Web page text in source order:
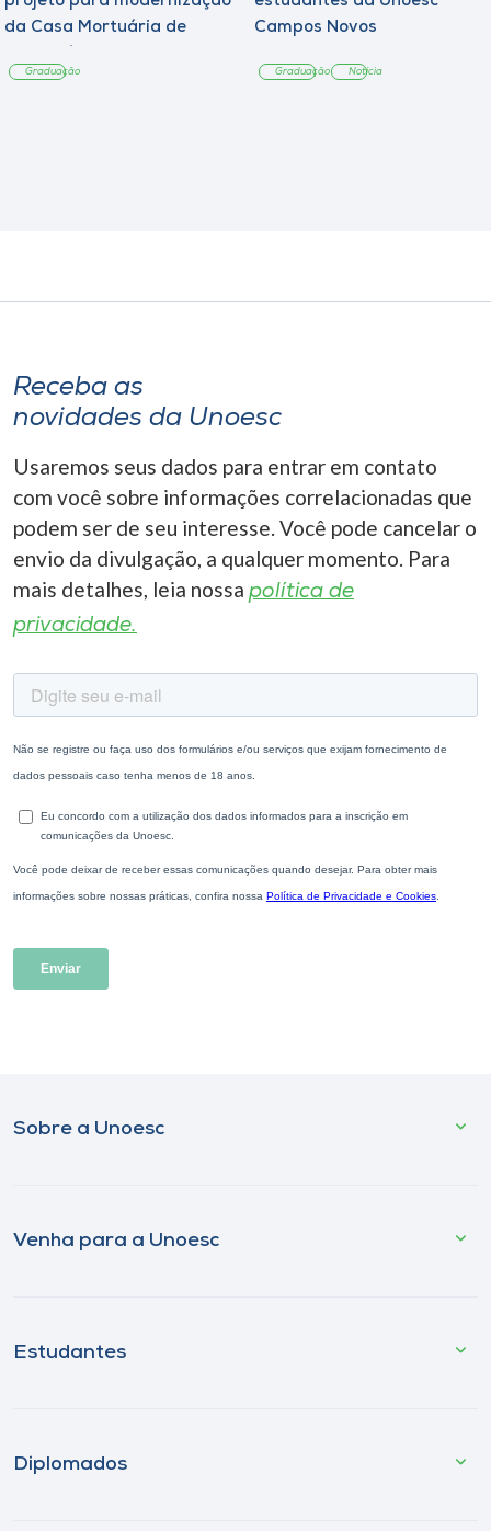
da Casa Mortuária de
Graduação
Campos Novos
Graduação Notícia
Receba as
novidades da Unoesc
Usaremos seus dados para entrar em contato
com você sobre informações correlacionadas que
podem ser de seu interesse. Você pode cancelar o
envio da divulgação, a qualquer momento. Para
mais detalhes, leia nossa política de
privacidade.
Sobre a Unoesc
Venha para a Unoesc
Estudantes
Diplomados